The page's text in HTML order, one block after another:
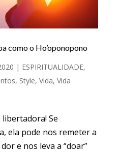
como o Ho’oponopono
| ESPIRITUALIDADE,
, Style, Vida, Vida
Se
ela pode nos remeter a
e nos leva a “doar”